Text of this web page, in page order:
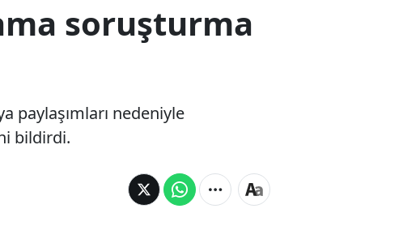
soruşturma
paylaşımları nedeniyle
bildirdi.